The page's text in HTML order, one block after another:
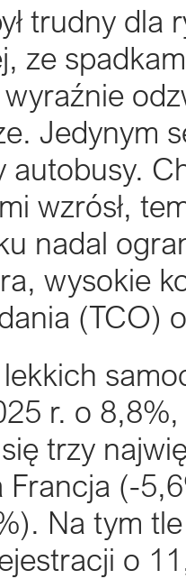
trudny
ze
Jedynym
autobusy.
wzrósł,
nadal
wysokie
(TCO)
r. o
się trzy
Francja (-
Na tym
o